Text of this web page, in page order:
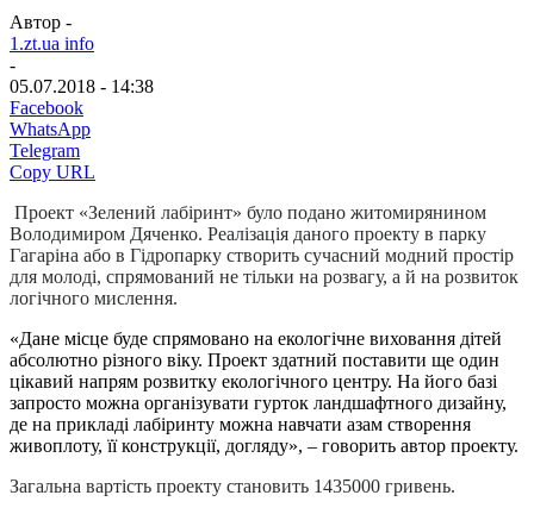
Автор -
1.zt.ua info
-
05.07.2018 - 14:38
Facebook
WhatsApp
Telegram
Copy URL
Проект «Зелений лабіринт» було подано житомирянином
Володимиром Дяченко. Реалізація даного проекту в парку
Гагаріна або в Гідропарку створить сучасний модний простір
для молоді, спрямований не тільки на розвагу, а й на розвиток
логічного мислення.
«Дане місце буде спрямовано на екологічне виховання дітей
абсолютно різного віку. Проект здатний поставити ще один
цікавий напрям розвитку екологічного центру. На його базі
запросто можна організувати гурток ландшафтного дизайну,
де на прикладі лабіринту можна навчати азам створення
живоплоту, її конструкції, догляду», – говорить автор проекту.
Загальна вартість проекту становить 1435000 гривень.